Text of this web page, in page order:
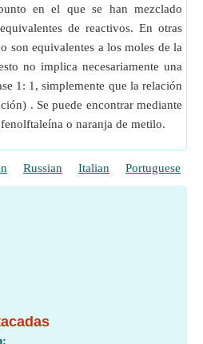
en el que se han mezclado
de reactivos. En otras
son equivalentes a los moles de la
no implica necesariamente una
1: 1, simplemente que la relación
. Se puede encontrar mediante
o naranja de metilo.
Russian Italian Portuguese